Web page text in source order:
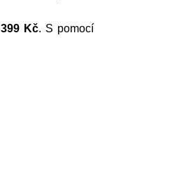
399 Kč. S pomocí